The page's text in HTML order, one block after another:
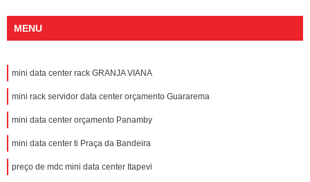
MENU
mini data center rack GRANJA VIANA
mini rack servidor data center orçamento Guararema
mini data center orçamento Panamby
mini data center ti Praça da Bandeira
preço de mdc mini data center Itapevi